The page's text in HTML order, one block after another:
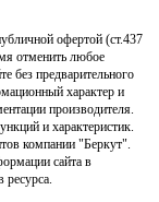
офертой (ст.437
отменить любое
без предварительного
характер и
производителя.
и характеристик.
компании "Беркут".
сайта в